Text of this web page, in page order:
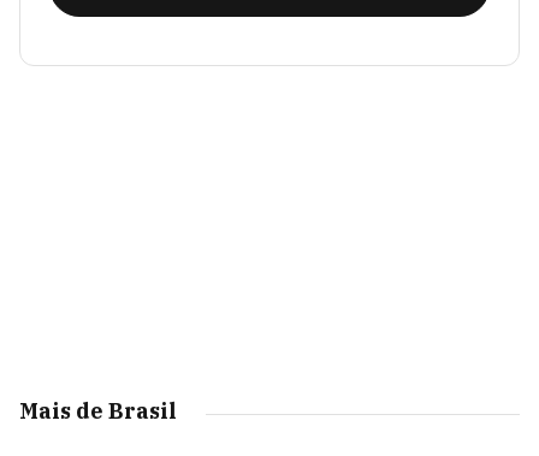
Mais de Brasil